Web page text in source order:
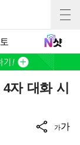
자 대화 시
가가